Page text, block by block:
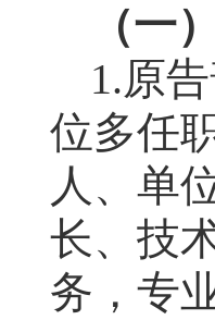
（一
1.原告
位多任
人、单
长、技
务，专